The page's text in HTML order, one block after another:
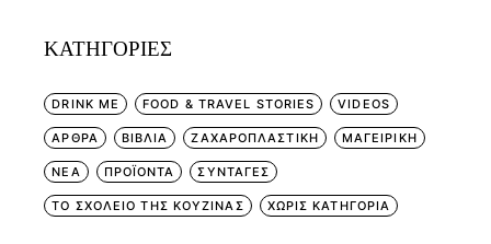
KΑΤΗΓΟΡΊΕΣ
DRINK ME FOOD & TRAVEL STORIES VIDEOS
ΑΡΘΡΑ ΒΙΒΛΙΑ ΖΑΧΑΡΟΠΛΑΣΤΙΚΗ ΜΑΓΕΙΡΙΚΗ
ΝΕΑ ΠΡΟΪΟΝΤΑ ΣΥΝΤΑΓΕΣ
ΤΟ ΣΧΟΛΕΙΟ ΤΗΣ ΚΟΥΖΙΝΑΣ ΧΩΡΊΣ ΚΑΤΗΓΟΡΊΑ